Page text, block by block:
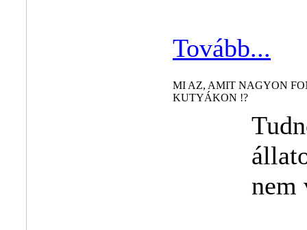
Tovább...
MI AZ, AMIT NAGYON
KUTYÁKON !?
nem